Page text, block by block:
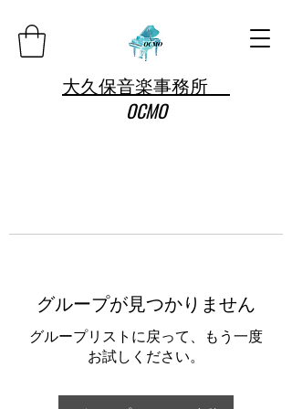
大久保音楽事務所
OCMO
グループが見つかりません
グループリストに戻って、もう一度
お試しください。